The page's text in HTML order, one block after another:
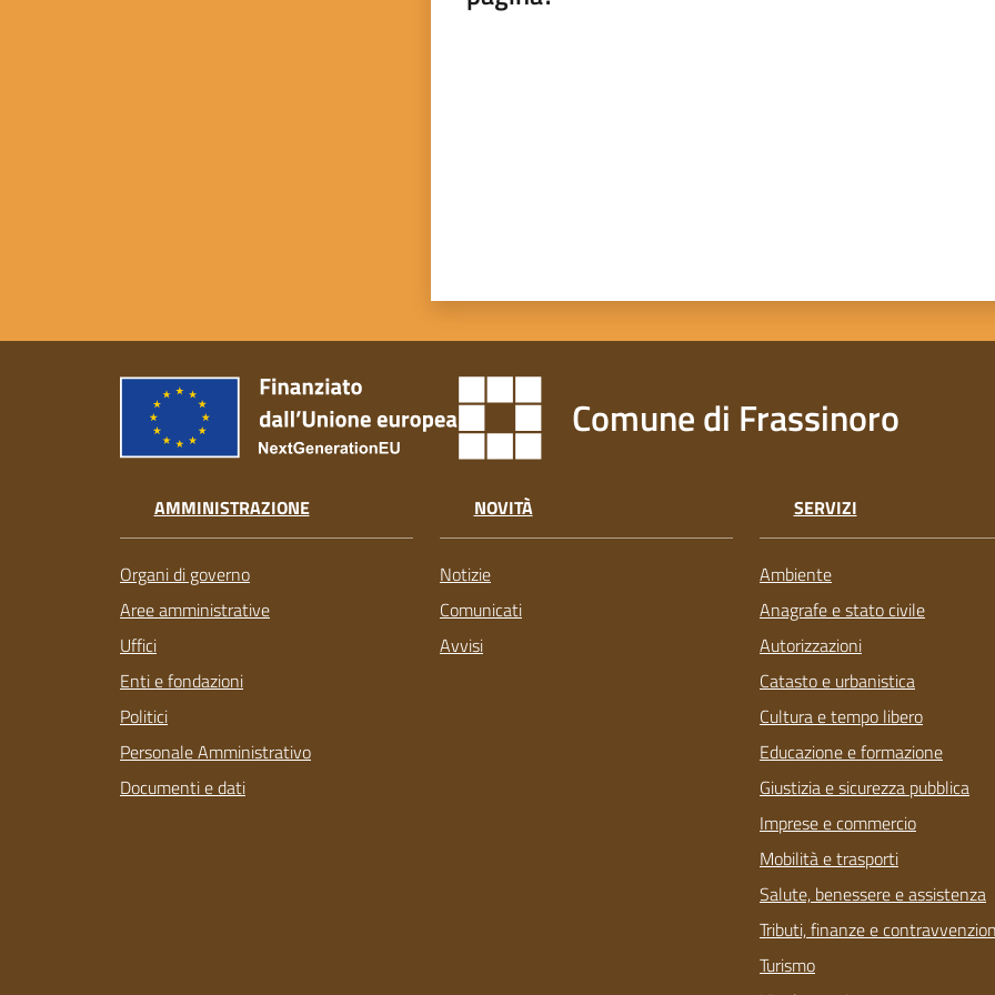
Comune di Frassinoro
AMMINISTRAZIONE
Organi di governo
Aree amministrative
Uffici
Enti e fondazioni
Politici
Personale Amministrativo
Documenti e dati
NOVITÀ
Notizie
Comunicati
Avvisi
SERVIZI
Ambiente
Anagrafe e stato civile
Autorizzazioni
Catasto e urbanistica
Cultura e tempo libero
Educazione e formazione
Giustizia e sicurezza pubblica
Imprese e commercio
Mobilità e trasporti
Salute, benessere e assistenza
Tributi, finanze e
Turismo